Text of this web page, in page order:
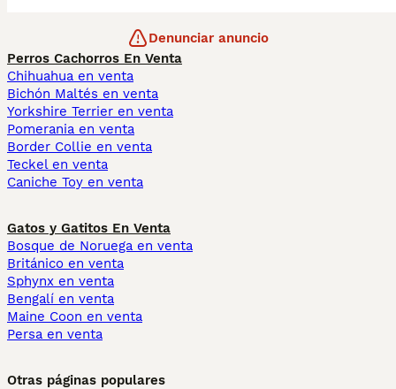
Denunciar anuncio
Perros Cachorros En Venta
Chihuahua en venta
Bichón Maltés en venta
Yorkshire Terrier en venta
Pomerania en venta
Border Collie en venta
Teckel en venta
Caniche Toy en venta
Gatos y Gatitos En Venta
Bosque de Noruega en venta
Británico en venta
Sphynx en venta
Bengalí en venta
Maine Coon en venta
Persa en venta
Otras páginas populares